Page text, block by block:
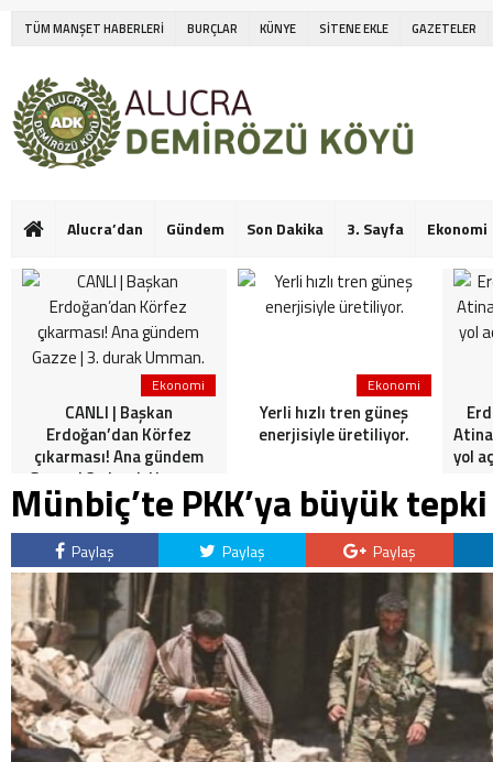
TÜM MANŞET HABERLERİ BURÇLAR KÜNYE SİTENE EKLE GAZETELER
Alucra’dan Gündem Son Dakika 3. Sayfa Ekonomi
Ekonomi
CANLI | Başkan
Erdoğan’dan Körfez
çıkarması! Ana gündem
Gazze | 3. durak Umman.
Ekonomi
Yerli hızlı tren güneş
enerjisiyle üretiliyor.
yol
Münbiç’te PKK’ya büyük tepki
Paylaş Paylaş Paylaş